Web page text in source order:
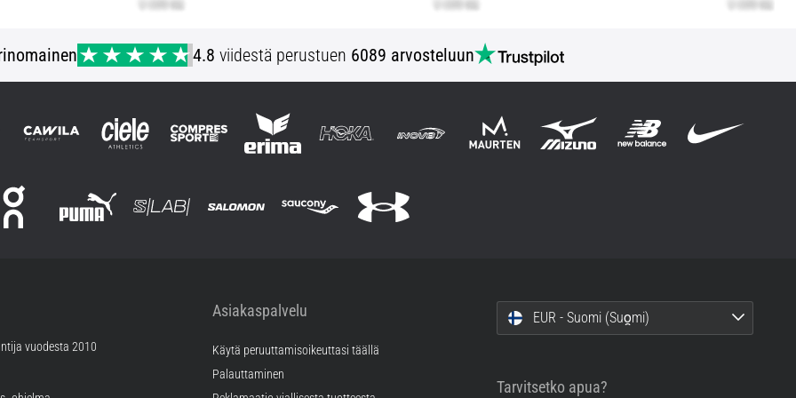
4.8 viidestä perustuen 6089 arvosteluun
vuodesta 2010
Asiakaspalvelu
Käytä peruuttamisoikeuttasi täällä
Palauttaminen
EUR - Suomi (Suo̯mi)
Tarvitsetko apua?